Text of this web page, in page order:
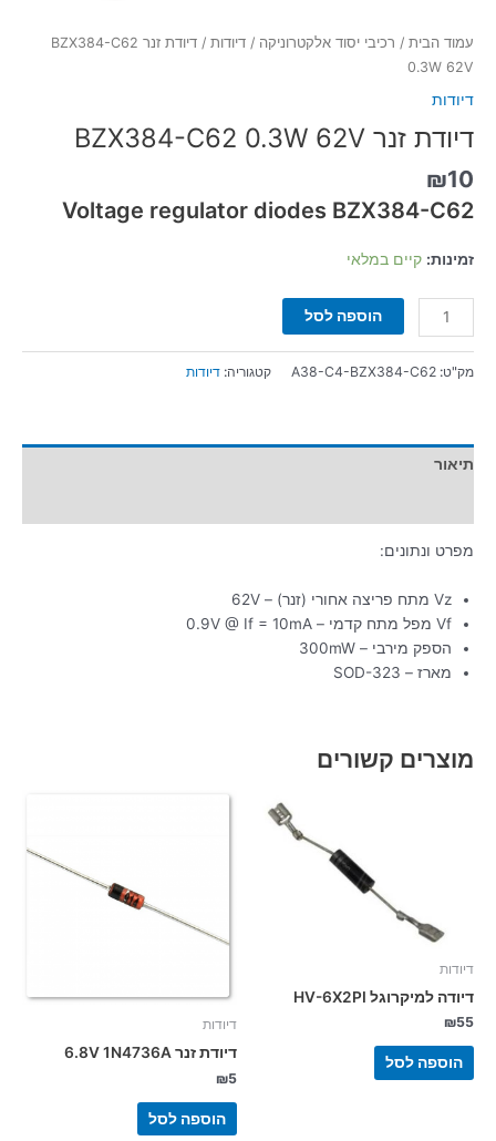
עמוד הבית / רכיבי יסוד אלקטרוניקה / דיודות
/ דיודת זנר BZX384-C62
0.3W 62V
דיודות
דיודת זנר BZX384-C62 0.3W 62V
₪10
Voltage regulator diodes BZX384-C62
זמינות: קיים במלאי
הוספה לסל
מק"ט: A38-C4-BZX384-C62 קטגוריה: דיודות
תיאור
מפרט ונתונים:
Vz מתח פריצה אחורי (זנר) – 62V
Vf מפל מתח קדמי – 0.9V @ If = 10mA
הספק מירבי – 300mW
מארז – SOD-323
מוצרים קשורים
דיודות
דיודה למיקרוגל HV-6X2PI
₪55
הוספה לסל
דיודות
דיודת זנר 6.8V 1N4736A
₪5
הוספה לסל